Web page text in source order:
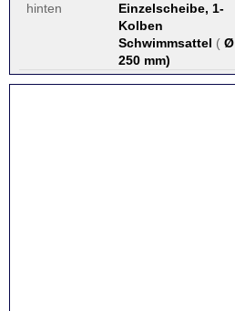
hinten
Einzelscheibe, 1-
Kolben
Schwimmsattel ( Ø
250 mm)